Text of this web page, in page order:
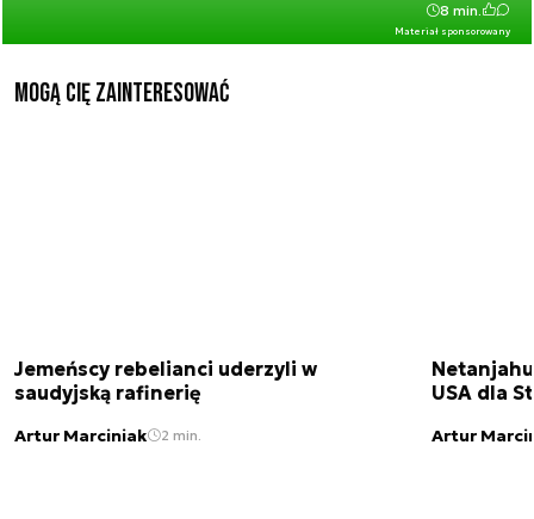
Materiał sponsorowany
8 min.
Mogą Cię zainteresować
Jemeńscy rebelianci uderzyli w
saudyjską rafinerię
Artur Marciniak 2 min.
USA dla
Artur